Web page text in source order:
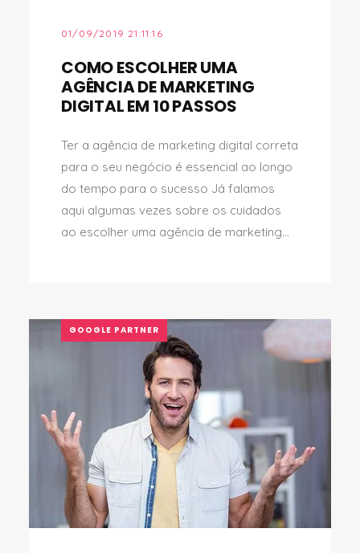
01/09/2019 21:11:16
COMO ESCOLHER UMA
AGÊNCIA DE MARKETING
DIGITAL EM 10 PASSOS
Ter a agência de marketing digital correta
para o seu negócio é essencial ao longo
do tempo para o sucesso Já falamos
aqui algumas vezes sobre os cuidados
ao escolher uma agência de marketing...
GOOGLE PARTNER